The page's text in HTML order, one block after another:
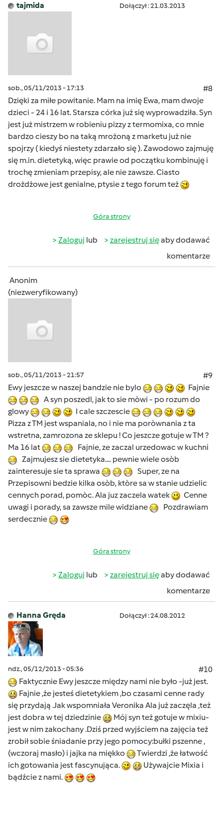
tajmida Dołączył : 21.03.2013
sob., 05/11/2013 - 17:13
#8
Dzięki za miłe powitanie. Mam na imię Ewa, mam dwoje
dzieci - 24 i 16 lat. Starsza córka już się wyprowadziła. Syn
jest już mistrzem w robieniu pizzy z termomixa, co mnie
bardzo cieszy bo na taką mrożoną z marketu już nie
spojrzy ( kiedyś niestety zdarzało się ). Zawodowo zajmuję
się m.in. dietetyką, więc prawie od początku kombinuję i
trochę zmieniam przepisy, ale nie zawsze. Ciasto
drożdżowe jest genialne, ptysie z tego forum też
Góra strony
Zaloguj lub zarejestruj sięaby dodawać
komentarze
Anonim
(niezweryfikowany)
sob., 05/11/2013 - 21:57
#9
Ewy jeszcze w naszej bandzie nie bylo
Fajnie
A syn poszedl, jak to sie mòwi - po rozum do
glowy
I cale szczescie
Pizza z TM jest wspaniala, no i nie ma poròwnania z ta
wstretna, zamrozona ze sklepu ! Co jeszcze gotuje w TM ?
Ma 16 lat
Fajnie, ze zaczal urzedowac w kuchni
Zajmujesz sie dietetyka.... pewnie wiele osòb
zainteresuje sie ta sprawa
Super, ze na
Przepisowni bedzie kilka osòb, ktòre sa w stanie udzielic
cennych porad, pomòc. Ala juz zaczela watek
Cenne
uwagi i porady, sa zawsze mile widziane
Pozdrawiam
serdecznie
Góra strony
Zaloguj lub zarejestruj sięaby dodawać
komentarze
Hanna Gręda Dołączył : 24.08.2012
ndz., 05/12/2013 - 05:36
#10
Faktycznie Ewy jeszcze między nami nie było -już jest.
Fajnie ,że jesteś dietetykiem ,bo czasami cenne rady
się przydają .Jak wspomniała Veronika Ala już zaczęla ,też
jest dobra w tej dziedzinie
Mój syn też gotuje w mixiu-
jest w nim zakochany .Dziś przed wyjściem na zajęcia też
zrobił sobie śniadanie przy jego pomocy:bułki pszenne ,
(wczoraj masło) i jajka na miękko
Twierdzi ,że łatwość
ich gotowania jest fascynująca.
Używajcie Mixia i
bądźcie z nami.